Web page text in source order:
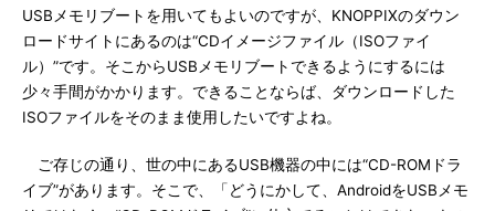
USBメモリブートを用いてもよいのですが、KNOPPIXのダウン
ロードサイトにあるのは“CDイメージファイル（ISOファイ
ル）”です。そこからUSBメモリブートできるようにするには
少々手間がかかります。できることならば、ダウンロードした
ISOファイルをそのまま使用したいですよね。
ご存じの通り、世の中にあるUSB機器の中には“CD-ROMドラ
イブ”があります。そこで、「どうにかして、AndroidをUSBメモ